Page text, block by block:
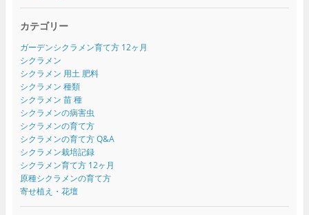
カテゴリー
ガーデンシクラメン育て方 12ヶ月
シクラメン
シクラメン 用土 肥料
シクラメン 種類
シクラメン 苗 種
シクラメンの病害虫
シクラメンの育て方
シクラメンの育て方 Q&A
シクラメン栽培記録
シクラメン育て方 12ヶ月
原種シクラメンの育て方
寄せ植え・花壇